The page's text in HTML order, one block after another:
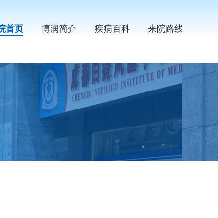
首页 博润简介 疾病百科 来院路线